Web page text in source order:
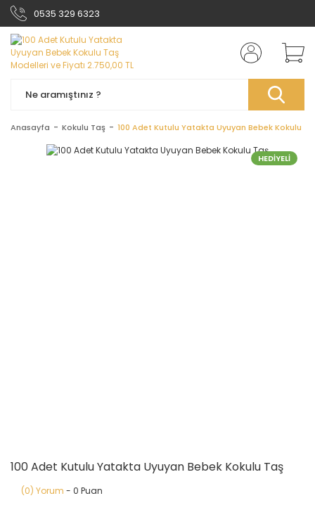
0535 329 6323
Anasayfa Kokulu Taş 100 Adet Kutulu Yatakta Uyuyan Bebek Kokulu
HEDİYELİ
100 Adet Kutulu Yatakta Uyuyan Bebek Kokulu Taş
(0) Yorum - 0 Puan